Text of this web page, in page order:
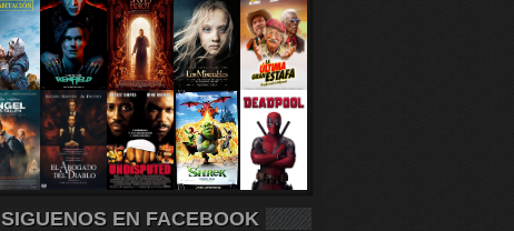
SIGUENOS EN FACEBOOK